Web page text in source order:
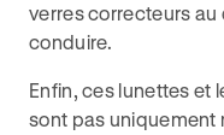
verres correcteurs
conduire.
Enfin, ces lunettes et
sont pas uniquement